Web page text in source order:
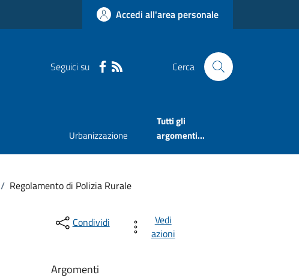
Accedi all'area personale
Seguici su Cerca
Urbanizzazione
Tutti gli
argomenti...
/ Regolamento di Polizia Rurale
Condividi
Vedi
azioni
Argomenti